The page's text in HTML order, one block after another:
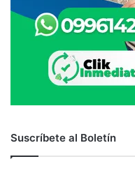
Suscríbete al Boletín